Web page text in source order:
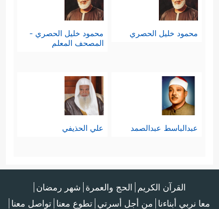
محمود خليل الحصري
محمود خليل الحصري -
المصحف المعلم
عبدالباسط عبدالصمد علي الحذيفي
القرآن الكريم الحج والعمرة شهر رمضان
معا نربي أبناءنا من أجل أسرتي تطوع معنا تواصل معنا